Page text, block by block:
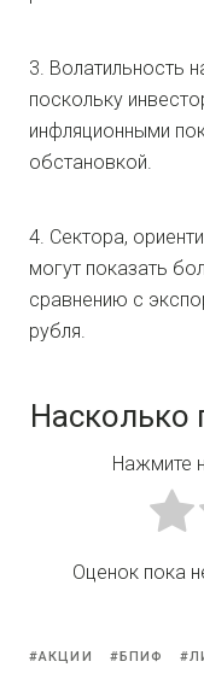
3. Волатильность
поскольку
инфляционными
обстановкой.
4. Сектора,
могут показать
сравнению с
рубля.
Насколько
Нажмите
Оценок пока
АКЦИИ БПИФ